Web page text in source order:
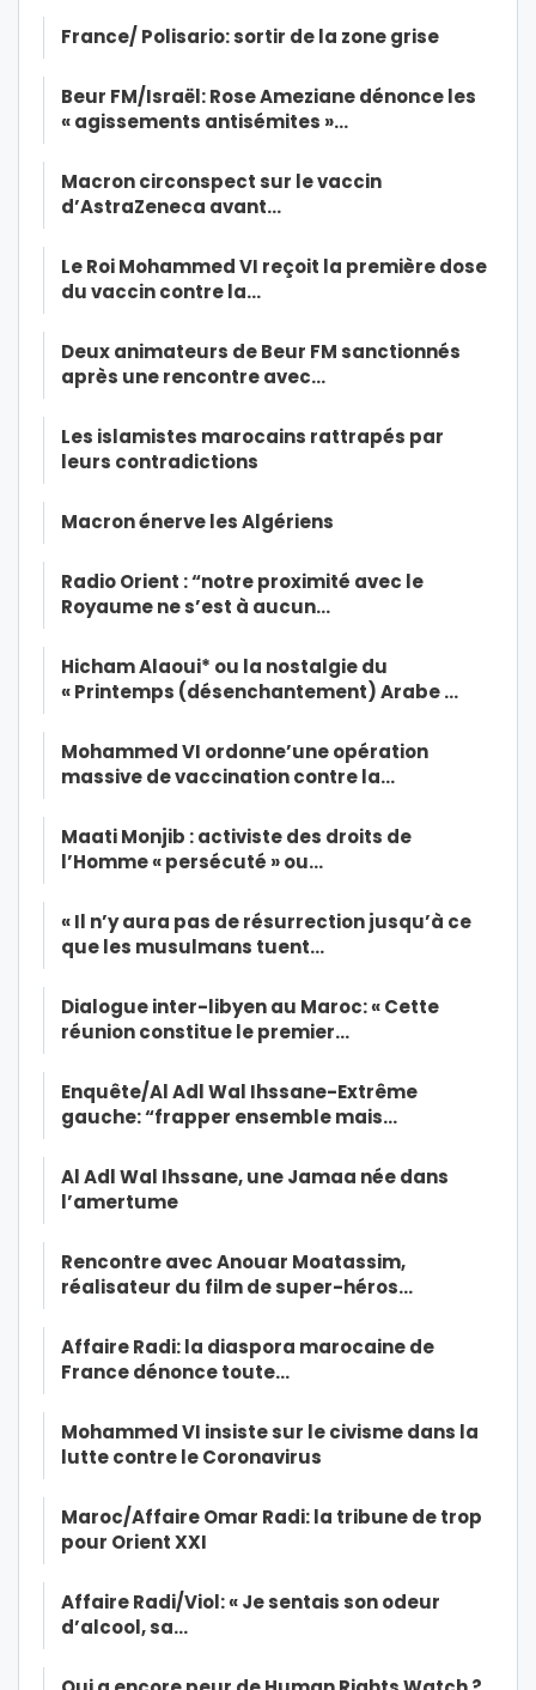
France/ Polisario: sortir de la zone grise
Beur FM/Israël: Rose Ameziane dénonce les
« agissements antisémites »…
Macron circonspect sur le vaccin
d’AstraZeneca avant…
Le Roi Mohammed VI reçoit la première dose
du vaccin contre la…
Deux animateurs de Beur FM sanctionnés
après une rencontre avec…
Les islamistes marocains rattrapés par
leurs contradictions
Macron énerve les Algériens
Radio Orient : “notre proximité avec le
Royaume ne s’est à aucun…
Hicham Alaoui* ou la nostalgie du
« Printemps (désenchantement) Arabe …
Mohammed VI ordonne’une opération
massive de vaccination contre la…
Maati Monjib : activiste des droits de
l’Homme « persécuté » ou…
« Il n’y aura pas de résurrection jusqu’à ce
que les musulmans tuent…
Dialogue inter-libyen au Maroc: « Cette
réunion constitue le premier…
Enquête/Al Adl Wal Ihssane-Extrême
gauche: “frapper ensemble mais…
Al Adl Wal Ihssane, une Jamaa née dans
l’amertume
Rencontre avec Anouar Moatassim,
réalisateur du film de super-héros…
Affaire Radi: la diaspora marocaine de
France dénonce toute…
Mohammed VI insiste sur le civisme dans la
lutte contre le Coronavirus
Maroc/Affaire Omar Radi: la tribune de trop
pour Orient XXI
Affaire Radi/Viol: « Je sentais son odeur
d’alcool, sa…